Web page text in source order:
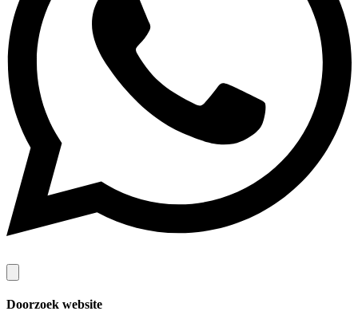
Doorzoek website